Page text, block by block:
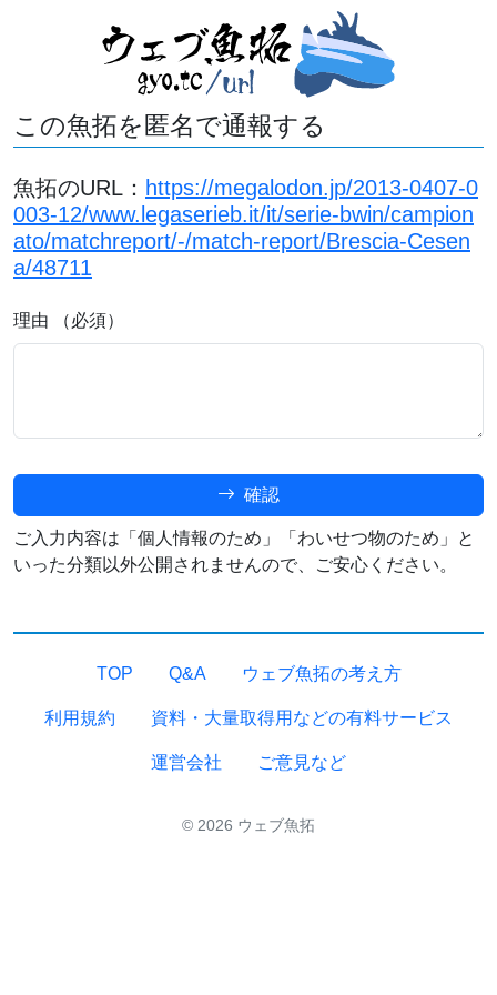
この魚拓を匿名で通報する
魚拓のURL： https://megalodon.jp/2013-0407-0
003-12/www.legaserieb.it/it/serie-bwin/campion
ato/matchreport/-/match-report/Brescia-Cesen
a/48711
理由 （必須）
確認
ご入力内容は「個人情報のため」「わいせつ物のため」と
いった分類以外公開されませんので、ご安心ください。
TOP Q&A ウェブ魚拓の考え方
利用規約 資料・大量取得用などの有料サービス
運営会社 ご意見など
© 2026 ウェブ魚拓